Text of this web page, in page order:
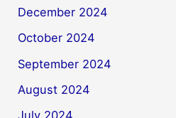
December 2024
October 2024
September 2024
August 2024